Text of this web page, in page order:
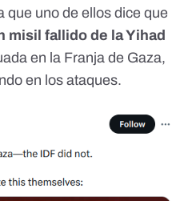
que uno de ellos dice que
misil fallido de la Yihad
en la Franja de Gaza,
en los ataques.